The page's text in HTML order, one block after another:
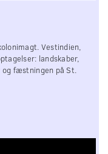
Vestindien,
landskaber,
og fæstningen på St.